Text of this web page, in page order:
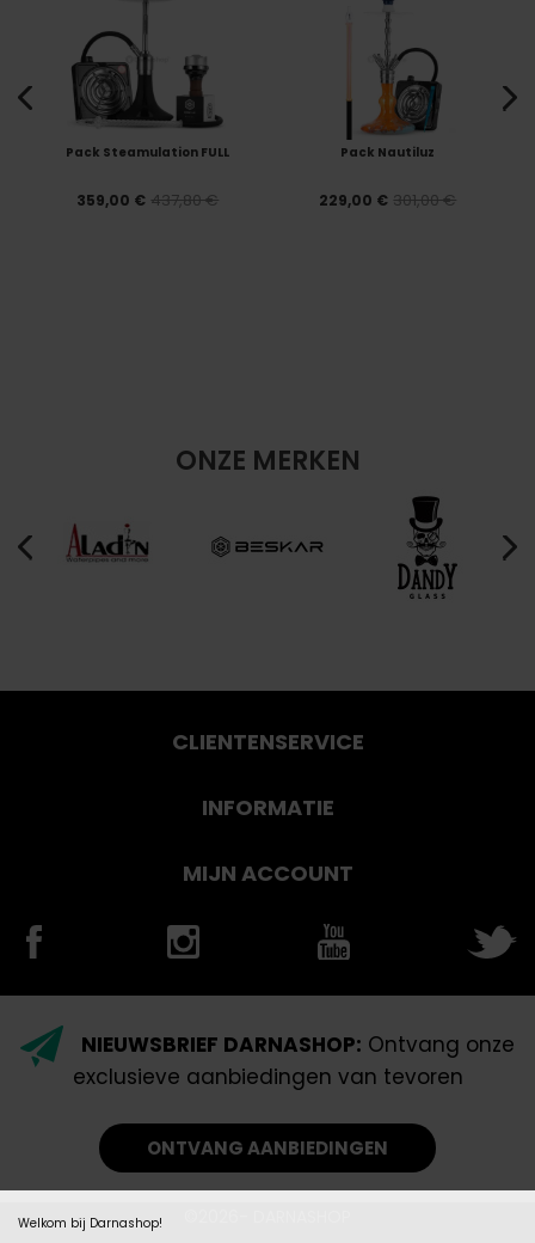
Pack Steamulation FULL
359,00 € 437,80 €
Pack Nautiluz
229,00 € 301,00 €
ONZE MERKEN
Welkom bij Darnashop!
CLIENTENSERVICE
INFORMATIE
MIJN ACCOUNT
NIEUWSBRIEF DARNASHOP: Ontvang onze
exclusieve aanbiedingen van tevoren
ONTVANG AANBIEDINGEN